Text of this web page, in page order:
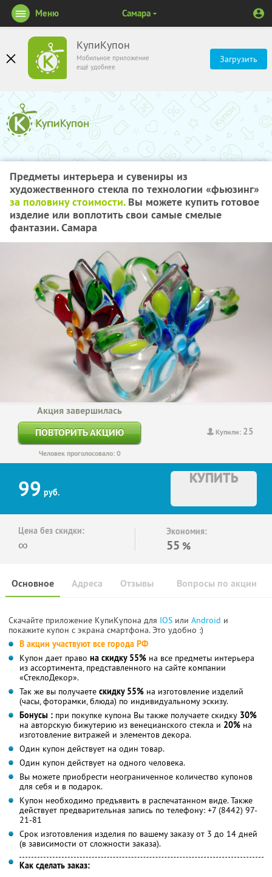
КупиКупон
Мобильное приложение
ещё удобнее
Загрузить
Меню Самара
Предметы интерьера и сувениры из
художественного стекла по технологии «фьюзинг»
за половину стоимости.Вы можете купить готовое
изделие или воплотить свои самые смелые
фантазии. Самара
Купили: 25
Акция завершилась
ПОВТОРИТЬ АКЦИЮ
Человек проголосовало: 0
99 руб.
КУПИТЬ
Цена без скидки:
∞
Экономия:
55 %
Основное Отзывы Вопросы по акции
Адреса
Скачайте приложение КупиКупона для IOS или Android и
покажите купон с экрана смартфона. Это удобно :)
В акции участвуют все города РФ
Купон дает право на скидку 55% на все предметы интерьера
из ассортимента, представленного на сайте компании
«СтеклоДекор».
Так же вы получаете скидку 55% на изготовление изделий
(часы, фоторамки, блюда) по индивидуальному эскизу.
Бонусы : при покупке купона Вы также получаете скидку 30%
на авторскую бижутерию из венецианского стекла и 20% на
изготовление витражей и элементов декора.
Один купон действует на один товар.
Один купон действует на одного человека.
Вы можете приобрести неограниченное количество купонов
для себя и в подарок.
Купон необходимо предъявить в распечатанном виде. Также
действует предварительная запись по телефону: +7 (8442) 97-
21-81
Срок изготовления изделия по вашему заказу от 3 до 14 дней
(в зависимости от сложности заказа).
Как сделать заказ: